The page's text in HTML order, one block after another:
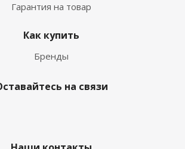
Гарантия на товар
Как купить
Бренды
на связи